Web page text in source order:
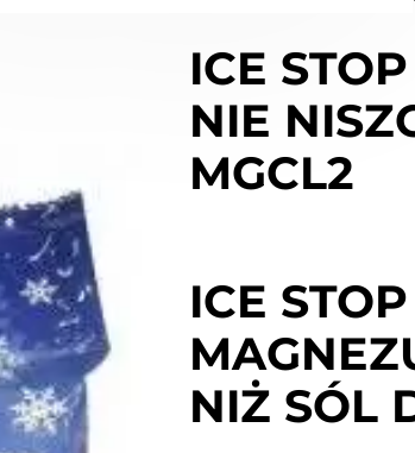
ICE
NIE
MGCL2
ICE
NIŻ SÓL